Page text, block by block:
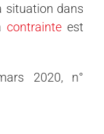
situation dans
contrainteest
2020, n°